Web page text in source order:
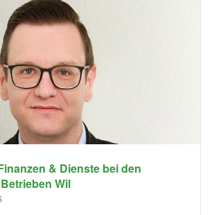
& Dienste bei den
Wil